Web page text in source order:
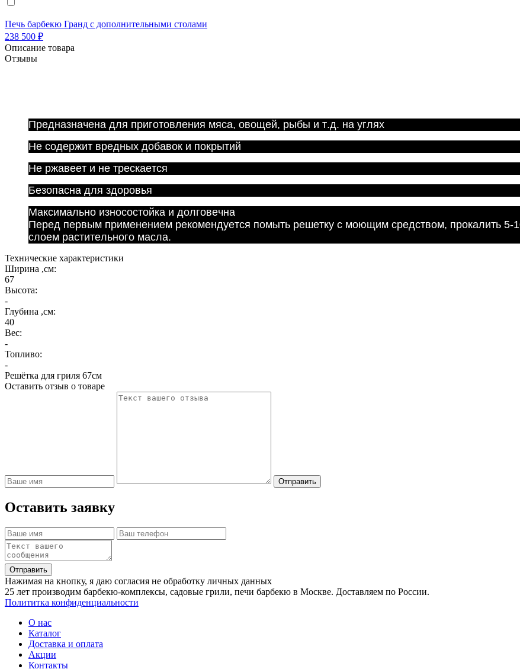
Печь барбекю Гранд с дополнительными столами
238 500 ₽
Описание товара
Отзывы
Предназначена для приготовления мяса, овощей, рыбы и т.д. на углях
Не содержит вредных добавок и покрытий
Не ржавеет и не трескается
Безопасна для здоровья
Максимально износостойка и долговечна
Перед первым применением рекомендуется помыть решетку с моющим средством, прокалить 5-
слоем растительного масла.
Технические характеристики
Ширина ,см:
67
Высота:
-
Глубина ,см:
40
Вес:
-
Топливо:
-
Решётка для гриля 67см
Оставить отзыв о товаре
Отправить
Оставить заявку
Отправить
Нажимая на кнопку, я даю согласия не обработку личных данных
25 лет производим барбекю-комплексы, садовые грили, печи барбекю в Москве. Доставляем по России.
Полититка конфиденциальности
О нас
Каталог
Доставка и оплата
Акции
Контакты